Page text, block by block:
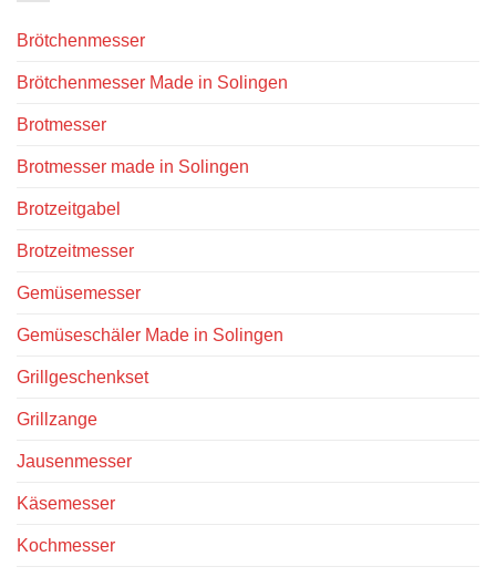
Brötchenmesser
Brötchenmesser Made in Solingen
Brotmesser
Brotmesser made in Solingen
Brotzeitgabel
Brotzeitmesser
Gemüsemesser
Gemüseschäler Made in Solingen
Grillgeschenkset
Grillzange
Jausenmesser
Käsemesser
Kochmesser